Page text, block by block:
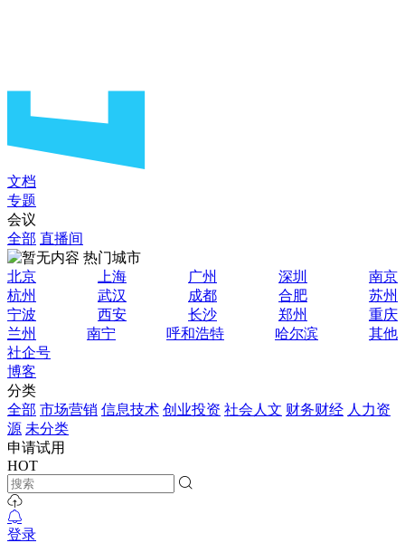
文档
专题
会议
全部 直播间
热门城市
北京
上海 广州 深圳
南京
杭州
武汉 成都 合肥
苏州
宁波
西安 长沙 郑州
重庆
兰州
南宁 呼和浩特 哈尔滨
其他
社企号
博客
分类
全部 市场营销 信息技术 创业投资 社会人文 财务财经 人力资
源 未分类
申请试用
HOT
登录